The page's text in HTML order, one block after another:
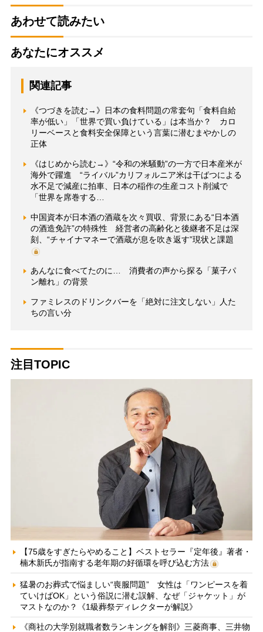
あわせて読みたい
あなたにオススメ
関連記事
《つづきを読む→》日本の食料問題の常套句「食料自給
率が低い」「世界で買い負けている」は本当か？ カロ
リーベースと食料安全保障という言葉に潜むまやかしの
正体
《はじめから読む→》“令和の米騒動”の一方で日本産米が
海外で躍進 “ライバル”カリフォルニア米は干ばつによる
水不足で減産に拍車、日本の稲作の生産コスト削減で
「世界を席巻する…
中国資本が日本酒の酒蔵を次々買収、背景にある“日本酒
の酒造免許”の特殊性 経営者の高齢化と後継者不足は深
刻、“チャイナマネーで酒蔵が息を吹き返す”現状と課題
あんなに食べてたのに… 消費者の声から探る「菓子パ
ン離れ」の背景
ファミレスのドリンクバーを「絶対に注文しない」人た
ちの言い分
注目TOPIC
【75歳をすぎたらやめること】ベストセラー『定年後』著者・
楠木新氏が指南する老年期の好循環を呼び込む方法
猛暑のお葬式で悩ましい“喪服問題” 女性は「ワンピースを着
ていけばOK」という俗説に潜む誤解、なぜ「ジャケット」が
マストなのか？《1級葬祭ディレクターが解説》
《商社の大学別就職者数ランキングを解剖》三菱商事、三井物